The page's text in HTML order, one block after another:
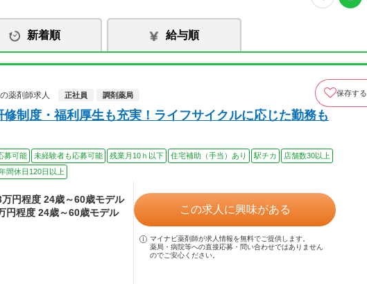
新着順 給与順
薬剤師求人
正社員 調剤薬局 保存する
制度・福利厚生も充実！ライフサイクルに応じた勤務も
募可能 未経験者も応募可能 残業月10ｈ以下 住宅補助（手当）あり 駅チカ
店舗数30以上
間休日120日以上
万円程度 24歳～60歳モデル
円程度 24歳～60歳モデル
この求人に興味がある
マイナビ薬剤師が求人情報を無料でご提供します。
薬局・病院等への直接応募・問い合わせではありません
のでご安心ください。